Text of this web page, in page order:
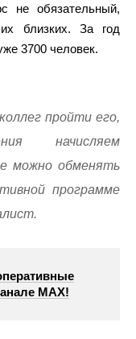
не обязательный,
близких. За год
3700 человек.
пройти его,
начисляем
можно обменять
программе
МАХ!